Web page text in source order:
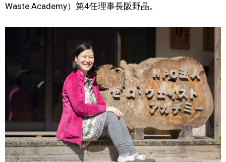
Waste Academy）第4任理事長阪野晶。